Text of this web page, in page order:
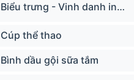
Biểu trưng - Vinh danh in logo
Cúp thể thao
Bình dầu gội sữa tắm